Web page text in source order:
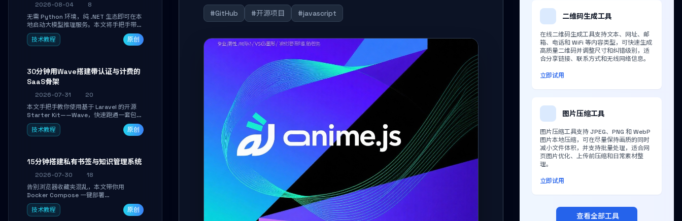
2026-08-04
8
无需 Python 环境，纯 .NET 生态即可在本
地启动大模型推理服务。本文将手把手带你
下载模型、配置 GPU 加速、启动 OpenAI
兼容 API，并在 C# 业务代码中无缝调用。
技术教程 原创
30分钟用Wave搭建带认证与计费的
SaaS骨架
2026-07-31
20
本文手把手教你使用基于 Laravel 的开源
Starter Kit——Wave，快速跑通一套包含
用户认证、订阅计费、角色权限和后台管理
的完整 SaaS 骨架。附带 Stripe 测试支付
技术教程 原创
15分钟搭建私有书签与知识管理系统
2026-07-30
18
告别浏览器收藏夹混乱，本文带你用
Docker Compose 一键部署
Linkwarden。15 分钟完成私有书签系统搭
建，掌握网页快照归档、高亮批注、分类管
技术教程 原创
#GitHub #开源项目 #javascript 二维码生成工具
在线二维码生成工具支持文本、网址、邮
箱、电话和 WiFi 等内容类型，可快速生成
高质量二维码并调整尺寸和纠错级别，适
合分享链接、联系方式和无线网络信息。
立即试用
图片压缩工具
图片压缩工具支持 JPEG、PNG 和 WebP
图片本地压缩，可在尽量保持画质的同时
减小文件体积，并支持批量处理，适合网
页图片优化、上传前压缩和日常素材整
理。
立即试用
查看全部工具